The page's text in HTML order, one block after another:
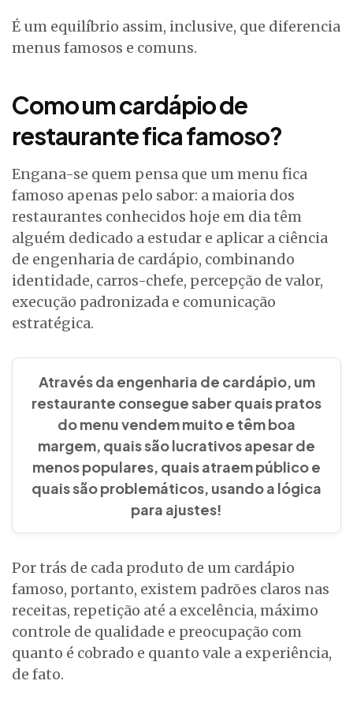
É um equilíbrio assim, inclusive, que diferencia
menus famosos e comuns.
Como um cardápio de
restaurante fica famoso?
Engana-se quem pensa que um menu fica
famoso apenas pelo sabor: a maioria dos
restaurantes conhecidos hoje em dia têm
alguém dedicado a estudar e aplicar a ciência
de engenharia de cardápio, combinando
identidade, carros-chefe, percepção de valor,
execução padronizada e comunicação
estratégica.
Através da engenharia de cardápio, um
restaurante consegue saber quais pratos
do menu vendem muito e têm boa
margem, quais são lucrativos apesar de
menos populares, quais atraem público e
quais são problemáticos, usando a lógica
para ajustes!
Por trás de cada produto de um cardápio
famoso, portanto, existem padrões claros nas
receitas, repetição até a excelência, máximo
controle de qualidade e preocupação com
quanto é cobrado e quanto vale a experiência,
de fato.